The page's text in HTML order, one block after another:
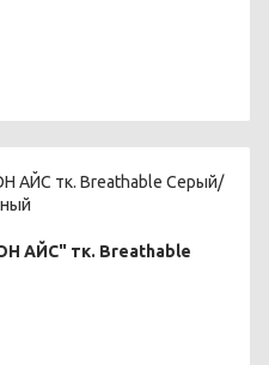
АЙС" тк. Breathable